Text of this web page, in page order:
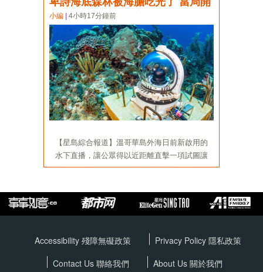
Accessibility 殘障無礙政策 Privacy Policy 隱私政策
Contact Us 聯絡我們
About Us 關於我們